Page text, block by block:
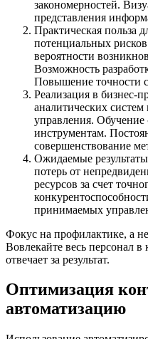
закономерностей.
представления
Практическая польза
потенциальных
вероятности
Возможность
Повышение точности
Реализация в бизнес-
аналитических
управления. Обучение
инструментам.
совершенствование
Ожидаемые
потерь от
ресурсов за счет
принимаемых
Фокус на профилактике, а
Вовлекайте весь персонал в
отвечает за результат.
Оптимизация
автоматизацию